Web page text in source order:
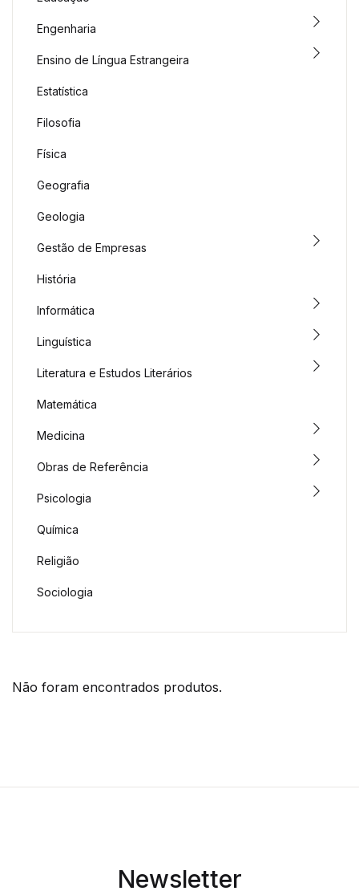
Não foram encontrados produtos.
Engenharia
Ensino de Língua Estrangeira
Estatística
Filosofia
Física
Geografia
Geologia
Gestão de Empresas
História
Informática
Linguística
Literatura e Estudos Literários
Matemática
Medicina
Obras de Referência
Psicologia
Química
Religião
Sociologia
Newsletter